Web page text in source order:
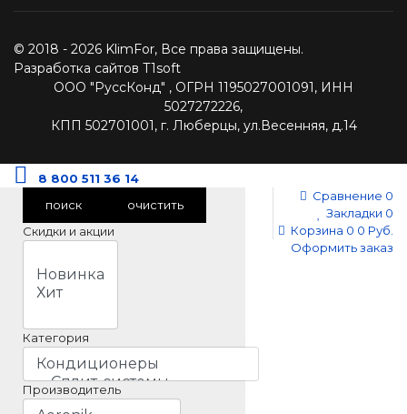
© 2018 - 2026 KlimFor, Все права защищены.
Разработка сайтов T1soft
ООО "РуссКонд" , ОГРН 1195027001091, ИНН
5027272226,
КПП 502701001, г. Люберцы, ул.Весенняя, д.14
8 800 511 36 14
Сравнение 0
Закладки 0
Корзина 0 0 Руб.
Оформить заказ
поиск
очистить
Скидки и акции
Категория
Производитель